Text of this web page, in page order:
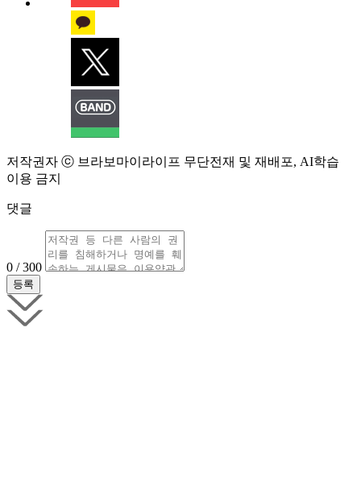
저작권자 ⓒ 브라보마이라이프 무단전재 및 재배포, AI학습
이용 금지
댓글
0 / 300